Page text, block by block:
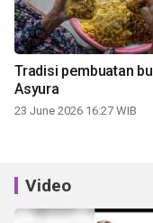
Tradisi pembuatan
Asyura
23 June 2026 16:27 WIB
Video